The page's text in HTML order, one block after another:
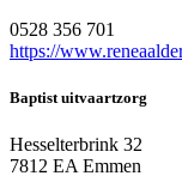
0528 356 701
https://
Baptist uitvaartzorg
Hesselterbrink 32
7812 EA Emmen